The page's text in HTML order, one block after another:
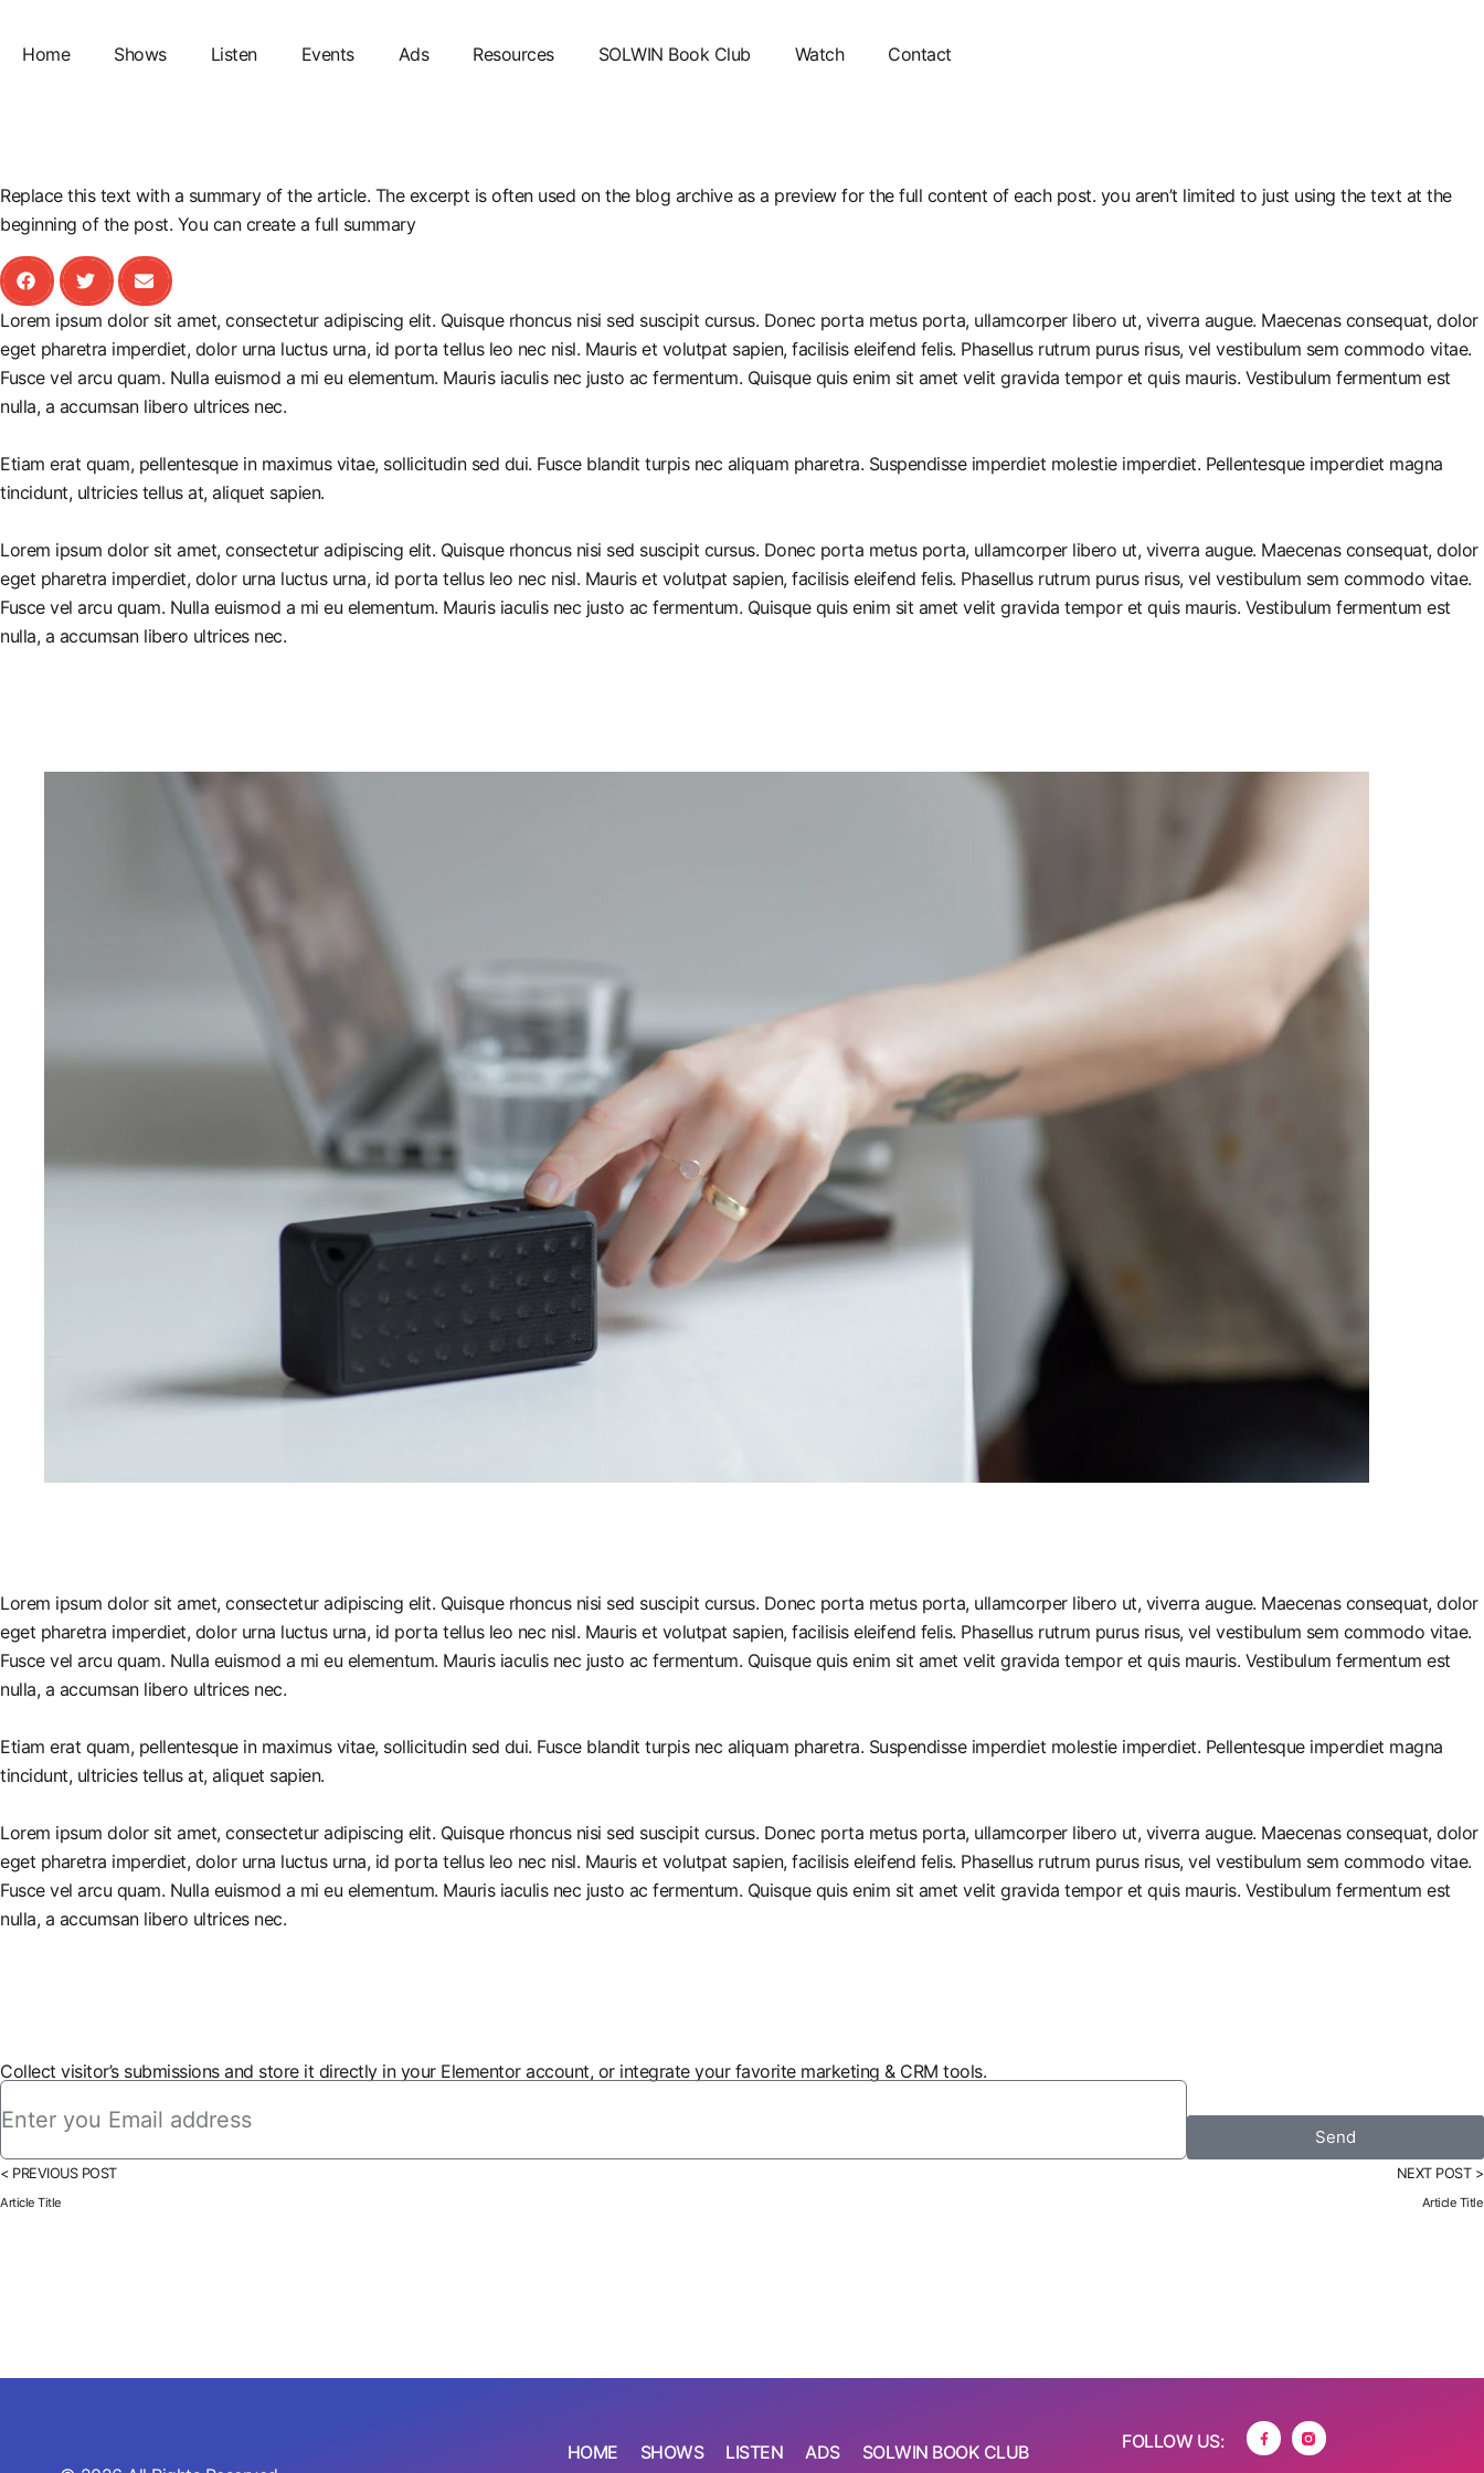
Home Shows Listen Events Ads Resources SOLWIN Book Club Watch Contact
Replace this text with a summary of the article. The excerpt is often used on the blog archive as a preview for the full content of each post. you aren’t limited to just using the text at the
beginning of the post. You can create a full summary
Lorem ipsum dolor sit amet, consectetur adipiscing elit. Quisque rhoncus nisi sed suscipit cursus. Donec porta metus porta, ullamcorper libero ut, viverra augue. Maecenas consequat, dolor
eget pharetra imperdiet, dolor urna luctus urna, id porta tellus leo nec nisl. Mauris et volutpat sapien, facilisis eleifend felis. Phasellus rutrum purus risus, vel vestibulum sem commodo vitae.
Fusce vel arcu quam. Nulla euismod a mi eu elementum. Mauris iaculis nec justo ac fermentum. Quisque quis enim sit amet velit gravida tempor et quis mauris. Vestibulum fermentum est
nulla, a accumsan libero ultrices nec.
Etiam erat quam, pellentesque in maximus vitae, sollicitudin sed dui. Fusce blandit turpis nec aliquam pharetra. Suspendisse imperdiet molestie imperdiet. Pellentesque imperdiet magna
tincidunt, ultricies tellus at, aliquet sapien.
Lorem ipsum dolor sit amet, consectetur adipiscing elit. Quisque rhoncus nisi sed suscipit cursus. Donec porta metus porta, ullamcorper libero ut, viverra augue. Maecenas consequat, dolor
eget pharetra imperdiet, dolor urna luctus urna, id porta tellus leo nec nisl. Mauris et volutpat sapien, facilisis eleifend felis. Phasellus rutrum purus risus, vel vestibulum sem commodo vitae.
Fusce vel arcu quam. Nulla euismod a mi eu elementum. Mauris iaculis nec justo ac fermentum. Quisque quis enim sit amet velit gravida tempor et quis mauris. Vestibulum fermentum est
nulla, a accumsan libero ultrices nec.
Lorem ipsum dolor sit amet, consectetur adipiscing elit. Quisque rhoncus nisi sed suscipit cursus. Donec porta metus porta, ullamcorper libero ut, viverra augue. Maecenas consequat, dolor
eget pharetra imperdiet, dolor urna luctus urna, id porta tellus leo nec nisl. Mauris et volutpat sapien, facilisis eleifend felis. Phasellus rutrum purus risus, vel vestibulum sem commodo vitae.
Fusce vel arcu quam. Nulla euismod a mi eu elementum. Mauris iaculis nec justo ac fermentum. Quisque quis enim sit amet velit gravida tempor et quis mauris. Vestibulum fermentum est
nulla, a accumsan libero ultrices nec.
Etiam erat quam, pellentesque in maximus vitae, sollicitudin sed dui. Fusce blandit turpis nec aliquam pharetra. Suspendisse imperdiet molestie imperdiet. Pellentesque imperdiet magna
tincidunt, ultricies tellus at, aliquet sapien.
Lorem ipsum dolor sit amet, consectetur adipiscing elit. Quisque rhoncus nisi sed suscipit cursus. Donec porta metus porta, ullamcorper libero ut, viverra augue. Maecenas consequat, dolor
eget pharetra imperdiet, dolor urna luctus urna, id porta tellus leo nec nisl. Mauris et volutpat sapien, facilisis eleifend felis. Phasellus rutrum purus risus, vel vestibulum sem commodo vitae.
Fusce vel arcu quam. Nulla euismod a mi eu elementum. Mauris iaculis nec justo ac fermentum. Quisque quis enim sit amet velit gravida tempor et quis mauris. Vestibulum fermentum est
nulla, a accumsan libero ultrices nec.
Collect visitor’s submissions and store it directly in your Elementor account, or integrate your favorite marketing & CRM tools.
Send
< PREVIOUS POST
Article Title
NEXT POST >
Article Title
HOME SHOWS LISTEN ADS SOLWIN BOOK CLUB FOLLOW US: